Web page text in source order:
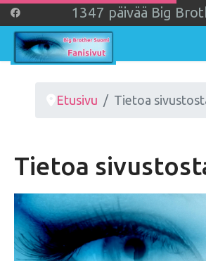
1 347 päivää Big
Etusivu Tietoa
Tietoa